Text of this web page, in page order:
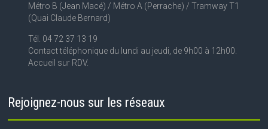
Métro B (Jean Macé) / Métro A (Perrache) / Tramway T1
(Quai Claude Bernard)
Tél. 04 72 37 13 19
Contact téléphonique du lundi au jeudi, de 9h00 à 12h00.
Accueil sur RDV.
Rejoignez-nous sur les réseaux